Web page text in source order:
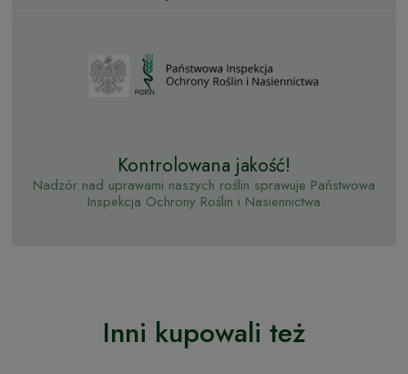
Kontrolowana jakość!
Nadzór nad uprawami naszych roślin sprawuje Państwowa
Inspekcja Ochrony Roślin i Nasiennictwa
Inni kupowali też